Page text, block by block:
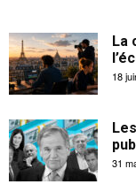
La
18
31